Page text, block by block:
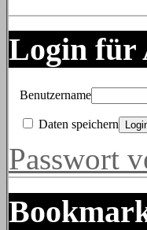
Login für
Benutzername
Daten speichern
Passwort